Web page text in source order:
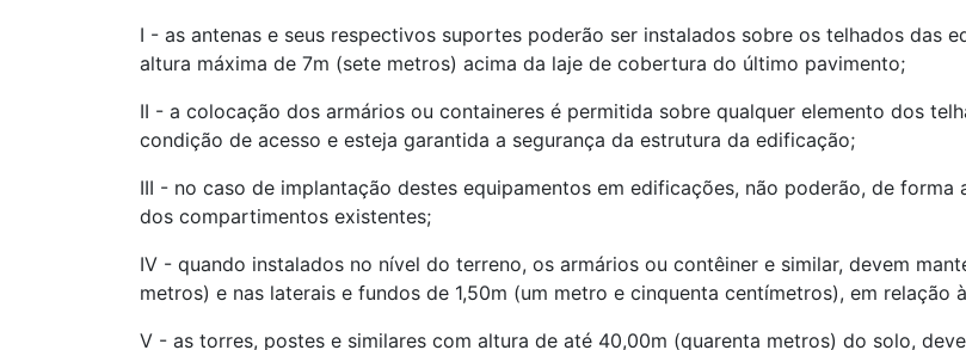
I - as antenas e seus respectivos suportes poderão ser instalados sobre os telhados das
altura máxima de 7m (sete metros) acima da laje de cobertura do último pavimento;
II - a colocação dos armários ou containeres é permitida sobre qualquer elemento dos
condição de acesso e esteja garantida a segurança da estrutura da edificação;
III - no caso de implantação destes equipamentos em edificações, não poderão, de
dos compartimentos existentes;
IV - quando instalados no nível do terreno, os armários ou contêiner e similar, devem
metros) e nas laterais e fundos de 1,50m (um metro e cinquenta centímetros), em relação
V - as torres, postes e similares com altura de até 40,00m (quarenta metros) do solo,